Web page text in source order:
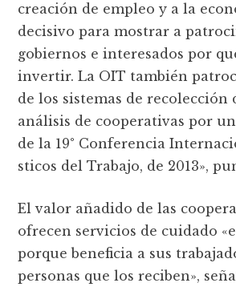
creación de empleo y a la
decisivo para mostrar a
gobiernos e interesados por
invertir. La OIT también
de los sistemas de recolección
análisis de cooperativas por
de la 19° Conferencia
sticos del Trabajo, de 2013»,
El valor añadido de las
ofrecen servicios de cuidado
porque beneficia a sus
personas que los reciben»,